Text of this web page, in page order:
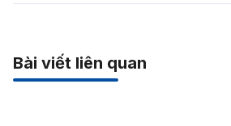
Bài viết liên quan